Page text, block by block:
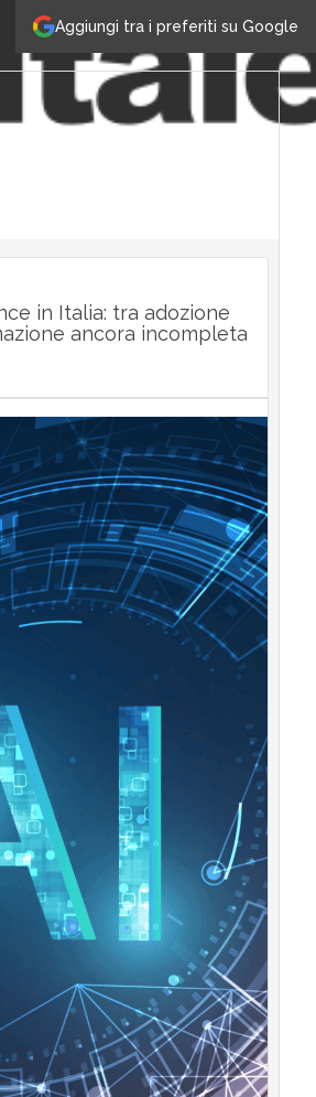
Aggiungi tra i preferiti su Google
in Italia: tra adozione
ancora incompleta